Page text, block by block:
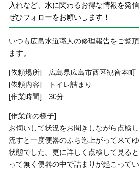
入れなど、水に関わるお得な情報を発
ぜひフォローをお願いします！
いつも広島水道職人の修理報告をご覧
ます。
[依頼場所] 広島県広島市西区観音本町
[依頼内容] トイレ詰まり
[作業時間] 30分
[作業前の様子]
お伺いして状況をお聞きしながら点検
流すと一度便器のふち迄上がって来て
状態でした。更に詳しく点検して見る
って無く便器の中で詰まりが起こってい